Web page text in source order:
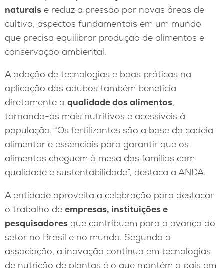
naturais e reduz a pressão por novas áreas de
cultivo, aspectos fundamentais em um mundo
que precisa equilibrar produção de alimentos e
conservação ambiental.
A adoção de tecnologias e boas práticas na
aplicação dos adubos também beneficia
diretamente a qualidade dos alimentos,
tornando-os mais nutritivos e acessíveis à
população. “Os fertilizantes são a base da cadeia
alimentar e essenciais para garantir que os
alimentos cheguem à mesa das famílias com
qualidade e sustentabilidade”, destaca a ANDA.
A entidade aproveita a celebração para destacar
o trabalho de empresas, instituições e
pesquisadores que contribuem para o avanço do
setor no Brasil e no mundo. Segundo a
associação, a inovação contínua em tecnologias
de nutrição de plantas é o que mantém o país em